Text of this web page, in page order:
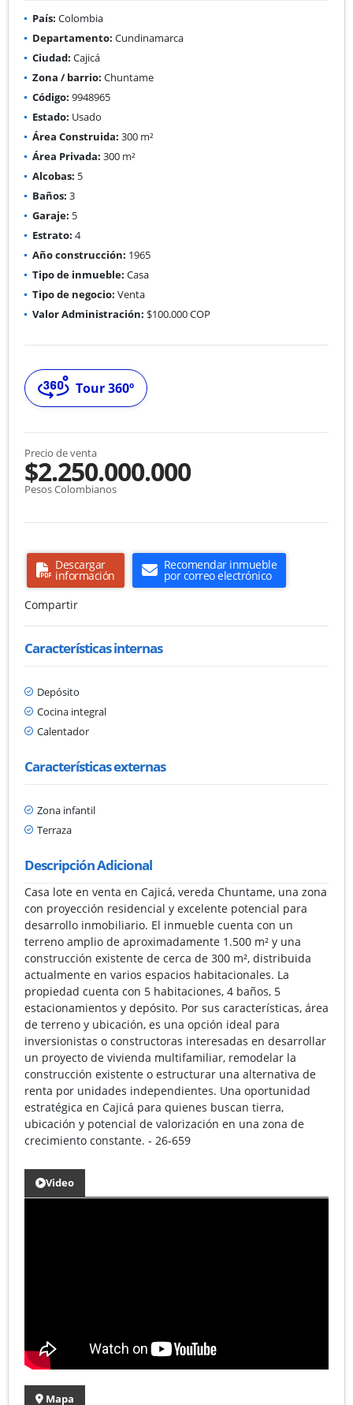
País: Colombia
Departamento: Cundinamarca
Ciudad: Cajicá
Zona / barrio: Chuntame
Código: 9948965
Estado: Usado
Área Construida: 300 m²
Área Privada: 300 m²
Alcobas: 5
Baños: 3
Garaje: 5
Estrato: 4
Año construcción: 1965
Tipo de inmueble: Casa
Tipo de negocio: Venta
Valor Administración: $100.000 COP
Tour 360º
Precio de venta
$2.250.000.000
Pesos Colombianos
Descargar
información
Recomendar inmueble
por correo electrónico
Compartir
Características internas
Depósito
Cocina integral
Calentador
Características externas
Zona infantil
Terraza
Descripción Adicional
Casa lote en venta en Cajicá, vereda Chuntame, una zona
con proyección residencial y excelente potencial para
desarrollo inmobiliario. El inmueble cuenta con un
terreno amplio de aproximadamente 1.500 m² y una
construcción existente de cerca de 300 m², distribuida
actualmente en varios espacios habitacionales. La
propiedad cuenta con 5 habitaciones, 4 baños, 5
estacionamientos y depósito. Por sus características, área
de terreno y ubicación, es una opción ideal para
inversionistas o constructoras interesadas en desarrollar
un proyecto de vivienda multifamiliar, remodelar la
construcción existente o estructurar una alternativa de
renta por unidades independientes. Una oportunidad
estratégica en Cajicá para quienes buscan tierra,
ubicación y potencial de valorización en una zona de
crecimiento constante. - 26-659
Video
Mapa